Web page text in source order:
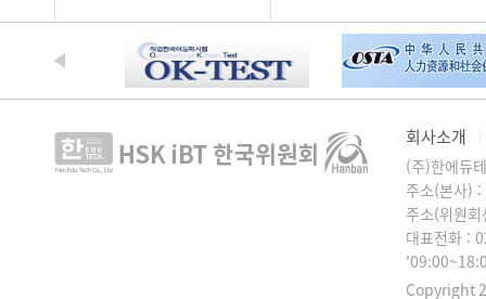
회사소개
(주)한에듀
주소(본사) :
주소(위원
대표전화 :
Copyright